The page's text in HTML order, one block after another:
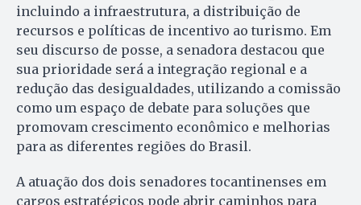
incluindo a infraestrutura, a distribuição de
recursos e políticas de incentivo ao turismo. Em
seu discurso de posse, a senadora destacou que
sua prioridade será a integração regional e a
redução das desigualdades, utilizando a comissão
como um espaço de debate para soluções que
promovam crescimento econômico e melhorias
para as diferentes regiões do Brasil.
A atuação dos dois senadores tocantinenses em
cargos estratégicos pode abrir caminhos para